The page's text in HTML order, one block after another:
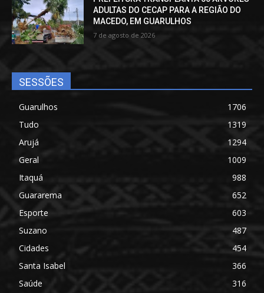
ADULTAS DO CECAP PARA A REGIÃO DO
MACEDO, EM GUARULHOS
7 de agosto de 2026
SESSÕES
Guarulhos
1706
Tudo
1319
Arujá
1294
Geral
1009
Itaquá
988
Guararema
652
Esporte
603
Suzano
487
Cidades
454
Santa Isabel
366
Saúde
316